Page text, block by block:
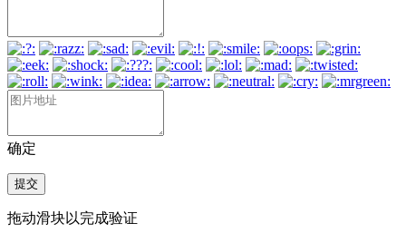
确定
提交
拖动滑块以完成验证